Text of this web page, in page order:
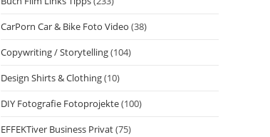
CarPorn Car & Bike Foto Video (38)
Copywriting / Storytelling(104)
Design Shirts & Clothing(10)
DIY Fotografie Fotoprojekte(100)
EFFEKTiver Business Privat(75)